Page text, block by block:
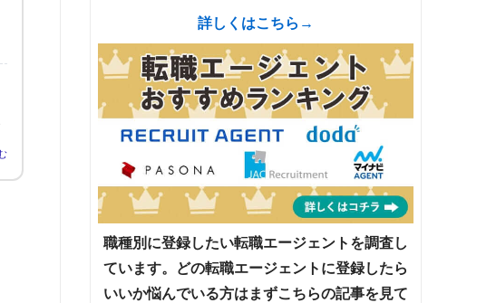
詳しくはこちら→
職種別に登録したい転職エージェントを調査し
ています。どの転職エージェントに登録したら
いいか悩んでいる方はまずこちらの記事を見て